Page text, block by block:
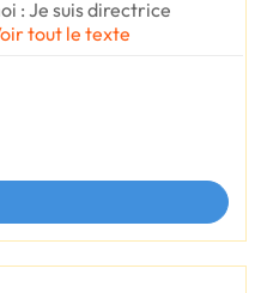
: Je suis directrice
tout le texte